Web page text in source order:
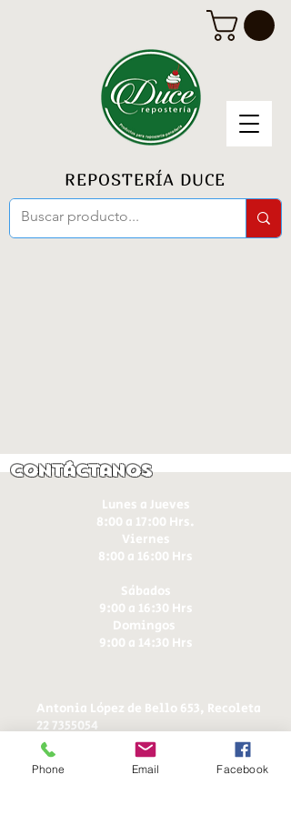
REPOSTERÍA DUCE
Contáctanos
Lunes a Jueves
8:00 a 17:00 Hrs.
Viernes
8:00 a 16:00 Hrs​
Sábados
9:00 a 16:30 Hrs
Domingos
9:00 a 14:30 Hrs
Antonia López de Bello 653, Recoleta
22 7355054
22 7375725
+56 9 75224598
ducereposteria@gmail.com
Phone Email Facebook